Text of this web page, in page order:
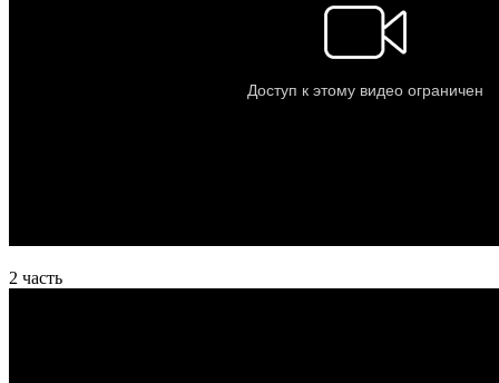
2 часть